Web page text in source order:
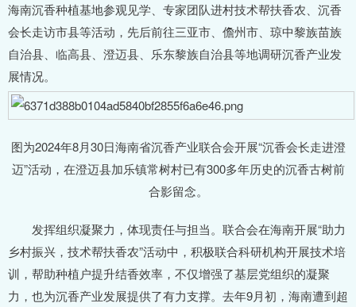
海南沉香种植基地参观见学、专家团队进村技术帮扶香农、沉香
会长走访市县等活动，先后前往三亚市、儋州市、琼中黎族苗族
自治县、临高县、澄迈县、乐东黎族自治县等地调研沉香产业发
展情况。
图为2024年8月30日海南省沉香产业联合会开展“沉香会长走进澄
迈”活动，在澄迈县加乐镇常树村已有300多年历史的沉香古树前
合影留念。
发挥组织凝聚力，体现责任与担当。联合会在海南开展“助力
乡村振兴，技术帮扶香农”活动中，积极联合科研机构开展技术培
训，帮助种植户提升结香效率，不仅增强了基层党组织的凝聚
力，也为沉香产业发展提供了有力支撑。去年9月初，海南遭到超